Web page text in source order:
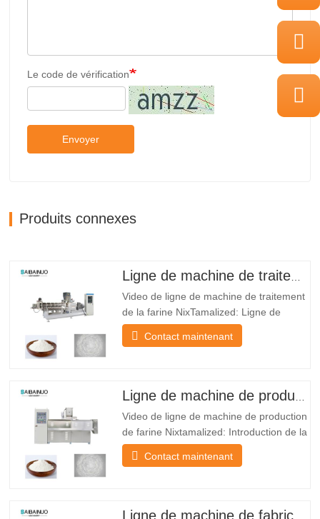
Le code de vérification
Envoyer
Produits connexes
Video de ligne de machine de traitement
de la farine NixTamalized: Ligne de
machine de traitement de la farine
NixtamalizedEatires: *LeMachine de
de poudre tels que la poudre d'aliments
pour bébé, la poudre de bouillie…
Contact maintenant
Video de ligne de machine de production
de farine Nixtamalized: Introduction de la
ligne de machine de production de farine
de farine Nixtamalized: Le système de
que le tissu non cuit pour fournir du taco
Contact maintenant